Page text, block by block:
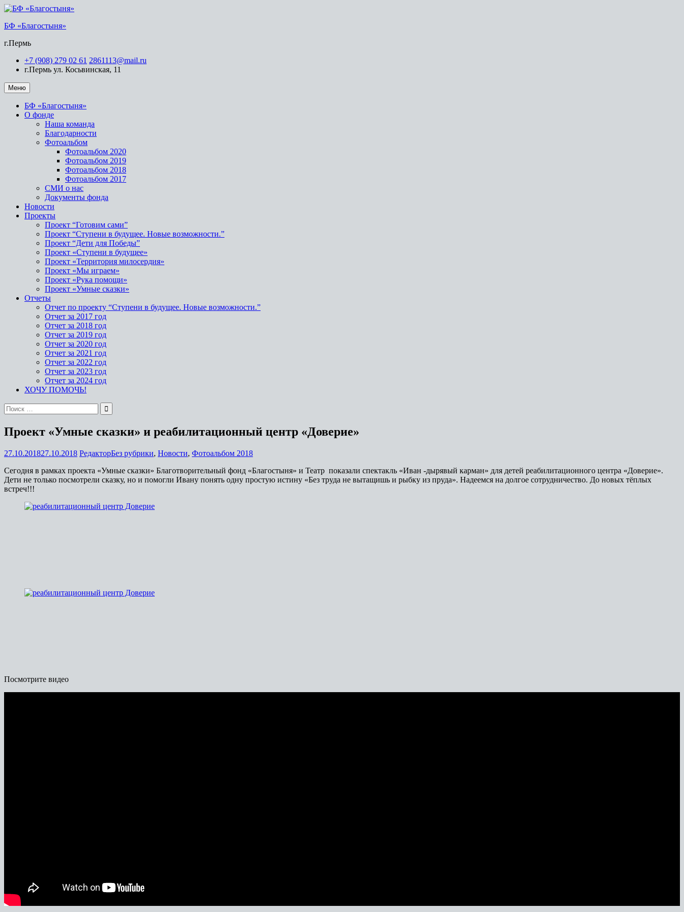
БФ «Благостыня»
г.Пермь
+7 (908) 279 02 61 2861113@mail.ru
г.Пермь ул. Косьвинская, 11
Меню
БФ «Благостыня»
О фонде
Наша команда
Благодарности
Фотоальбом
Фотоальбом 2020
Фотоальбом 2019
Фотоальбом 2018
Фотоальбом 2017
СМИ о нас
Документы фонда
Новости
Проекты
Проект “Готовим сами”
Проект “Ступени в будущее. Новые возможности.”
Проект “Дети для Победы”
Проект «Ступени в будущее»
Проект «Территория милосердия»
Проект «Мы играем»
Проект «Рука помощи»
Проект «Умные сказки»
Отчеты
Отчет по проекту “Ступени в будущее. Новые возможности.”
Отчет за 2017 год
Отчет за 2018 год
Отчет за 2019 год
Отчет за 2020 год
Отчет за 2021 год
Отчет за 2022 год
Отчет за 2023 год
Отчет за 2024 год
ХОЧУ ПОМОЧЬ!
Проект «Умные сказки» и реабилитационный центр «Доверие»
27.10.201827.10.2018 РедакторБез рубрики, Новости, Фотоальбом 2018
Сегодня в рамках проекта «Умные сказки» Благотворительный фонд «Благостыня» и Театр показали спектакль «Иван -дырявый карман» для детей реабилитационного центра «Доверие».
Дети не только посмотрели сказку, но и помогли Ивану понять одну простую истину «Без труда не вытащишь и рыбку из пруда». Надеемся на долгое сотрудничество. До новых тёплых
встреч!!!
Посмотрите видео